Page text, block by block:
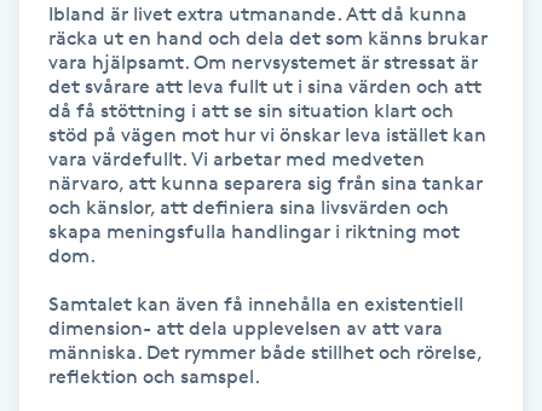
Hudföryngring
Huduppstramning
Hudvård
Hyaluronsyra
Hyperhidros
Hypnos
Ibland är livet extra utmanande. Att då kunna
räcka ut en hand och dela det som känns brukar
vara hjälpsamt. Om nervsystemet är stressat är
det svårare att leva fullt ut i sina värden och att
då få stöttning i att se sin situation klart och
stöd på vägen mot hur vi önskar leva istället kan
vara värdefullt. Vi arbetar med medveten
närvaro, att kunna separera sig från sina tankar
och känslor, att definiera sina livsvärden och
skapa meningsfulla handlingar i riktning mot
dom.
Samtalet kan även få innehålla en existentiell
dimension- att dela upplevelsen av att vara
människa. Det rymmer både stillhet och rörelse,
reflektion och samspel.